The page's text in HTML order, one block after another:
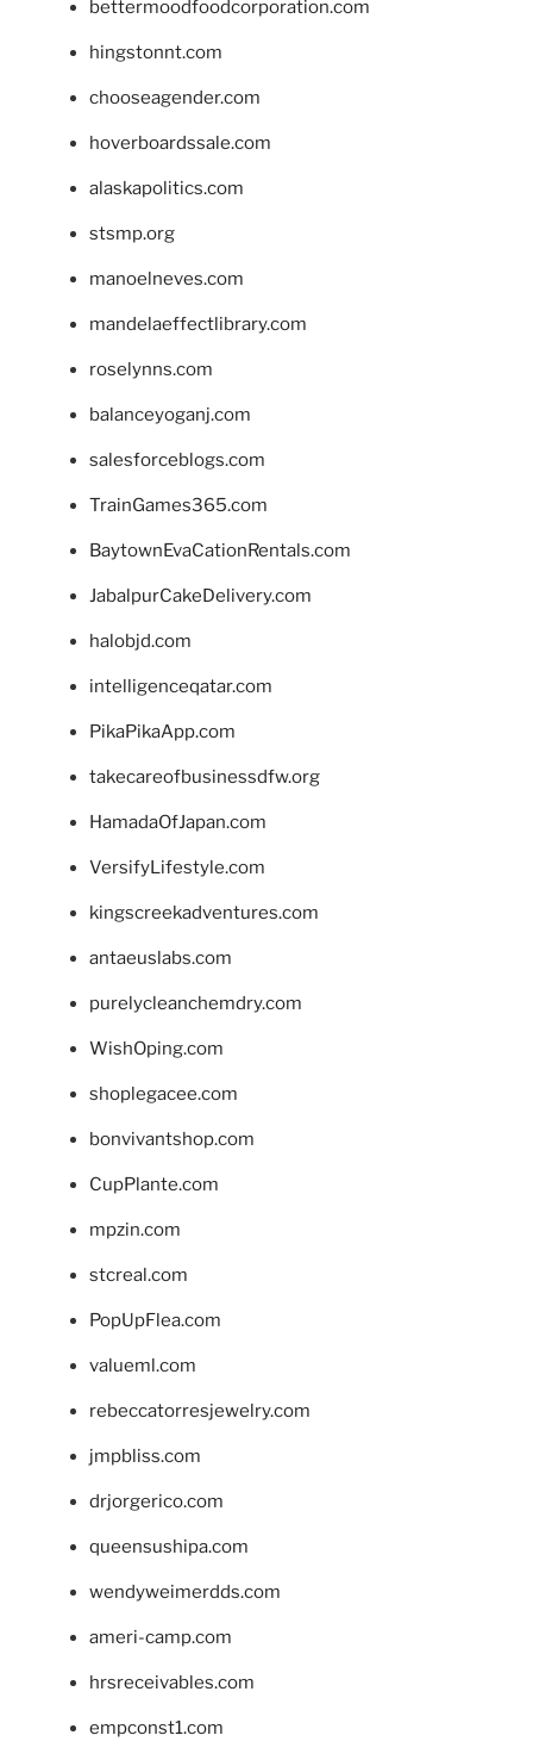
bettermoodfoodcorporation.com
hingstonnt.com
chooseagender.com
hoverboardssale.com
alaskapolitics.com
stsmp.org
manoelneves.com
mandelaeffectlibrary.com
roselynns.com
balanceyoganj.com
salesforceblogs.com
TrainGames365.com
BaytownEvaCationRentals.com
JabalpurCakeDelivery.com
halobjd.com
intelligenceqatar.com
PikaPikaApp.com
takecareofbusinessdfw.org
HamadaOfJapan.com
VersifyLifestyle.com
kingscreekadventures.com
antaeuslabs.com
purelycleanchemdry.com
WishOping.com
shoplegacee.com
bonvivantshop.com
CupPlante.com
mpzin.com
stcreal.com
PopUpFlea.com
valueml.com
rebeccatorresjewelry.com
jmpbliss.com
drjorgerico.com
queensushipa.com
wendyweimerdds.com
ameri-camp.com
hrsreceivables.com
empconst1.com